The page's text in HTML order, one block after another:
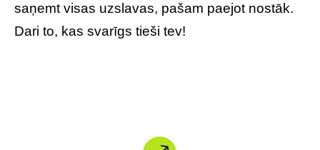
saņemt visas uzslavas, pašam paejot nostāk.
Dari to, kas svarīgs tieši tev!